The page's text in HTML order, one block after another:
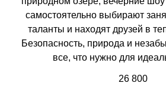
самостоятельно выбирают
таланты и находят друзей в
Безопасность, природа и
все, что нужно для
26 800